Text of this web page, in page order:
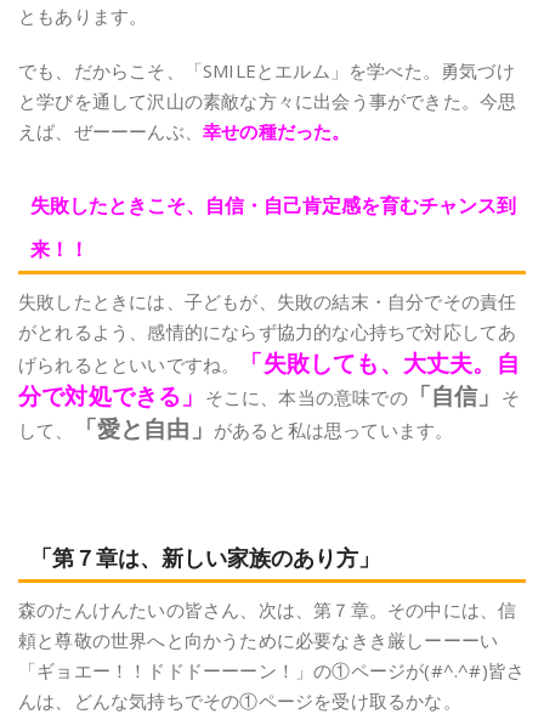
ともあります。
でも、だからこそ、「SMILEとエルム」を学べた。勇気づけ
と学びを通して沢山の素敵な方々に出会う事ができた。今思
えば、ぜーーーんぶ、 幸せの種だった。
失敗したときこそ、自信・自己肯定感を育むチャンス到
来！！
失敗したときには、子どもが、失敗の結末・自分でその責任
がとれるよう、感情的にならず協力的な心持ちで対応してあ
げられるとといいですね。
「失敗しても、大丈夫。自
分で対処できる」 そこに、本当の意味での「自信」 そ
して、
「愛と自由」 があると私は思っています。
「第７章は、新しい家族のあり方」
森のたんけんたいの皆さん、次は、第７章。その中には、信
頼と尊敬の世界へと向かうために必要なきき厳しーーーい
「ギョエー！！ドドドーーーン！」の①ページが(#^.^#)皆さ
んは、どんな気持ちでその①ページを受け取るかな。